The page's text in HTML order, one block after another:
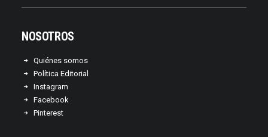
NOSOTROS
Quiénes somos
Política Editorial
Instagram
Facebook
Pinterest